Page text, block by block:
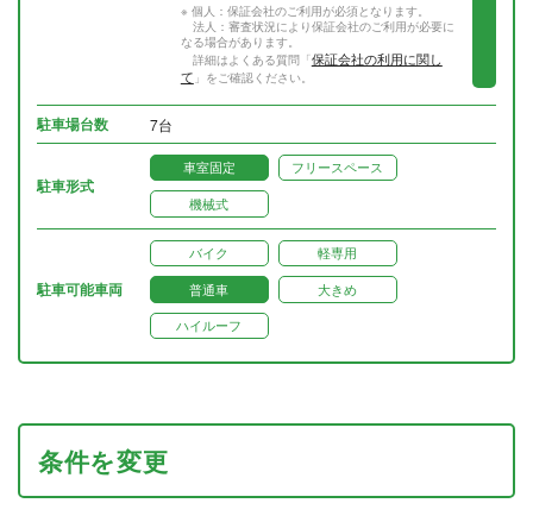
※ 個人：保証会社のご利用が必須となります。
法人：審査状況により保証会社のご利用が必要に
なる場合があります。
詳細はよくある質問「保証会社の利用に関し
て 」をご確認ください。
駐車場台数 7台
駐車形式
車室固定 フリースペース
機械式
駐車可能車両
バイク 軽専用
普通車 大きめ
ハイルーフ
条件を変更